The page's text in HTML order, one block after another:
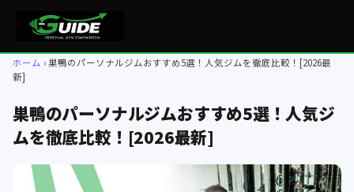
ホーム
巣鴨のパーソナルジムおすすめ5選！人気ジムを徹底比較！[2026最
新]
巣鴨のパーソナルジムおすすめ5選！人気ジ
ムを徹底比較！[2026最新]